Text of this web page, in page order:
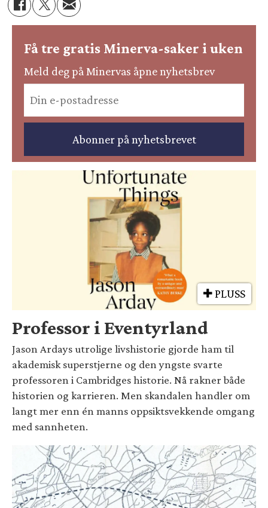
Få tre gratis Minerva-saker i uken
Meld deg på Minervas åpne nyhetsbrev
PLUSS
Professor i Eventyrland
Jason Ardays utrolige livshistorie gjorde ham til
akademisk superstjerne og den yngste svarte
professoren i Cambridges historie. Nå rakner både
historien og karrieren. Men skandalen handler om
langt mer enn én manns oppsiktsvekkende omgang
med sannheten.